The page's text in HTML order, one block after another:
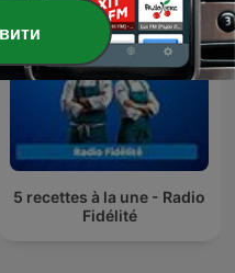
5 recettes à la une - Radio
Fidélité